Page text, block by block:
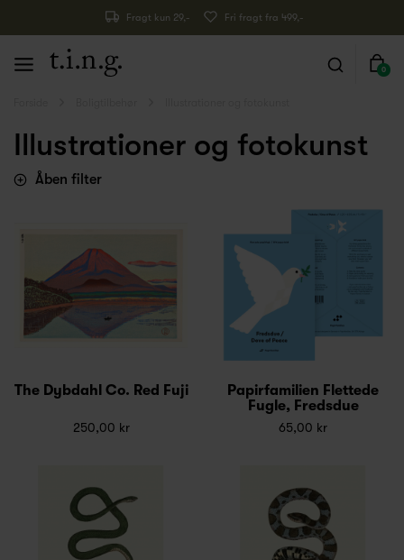
Fragt kun 29,- Fri fragt fra 499,-
0
Illustrationer og fotokunst
Åben filter
The Dybdahl Co. Red Fuji
250,00 kr
Papirfamilien Flettede
Fugle, Fredsdue
65,00 kr